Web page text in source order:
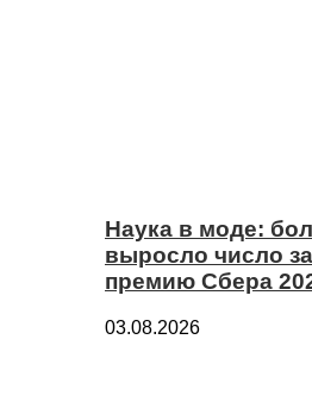
Наука в моде:
выросло число
премию Сбера
03.08.2026